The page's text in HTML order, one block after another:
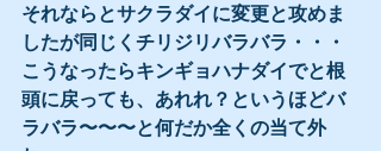
それならとサクラダイに変更と攻めま
したが同じくチリジリバラバラ・・・
こうなったらキンギョハナダイでと根
頭に戻っても、あれれ？というほどバ
ラバラ〜〜〜と何だか全くの当て外